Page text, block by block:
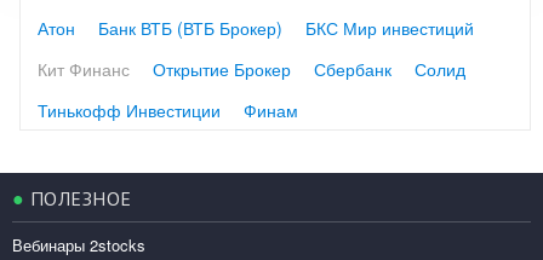
Атон
Банк ВТБ (ВТБ Брокер)
БКС Мир инвестиций
Кит Финанс
Открытие Брокер Сбербанк
Солид
Тинькофф Инвестиции
Финам
● ПОЛЕЗНОЕ
Вебинары 2stocks